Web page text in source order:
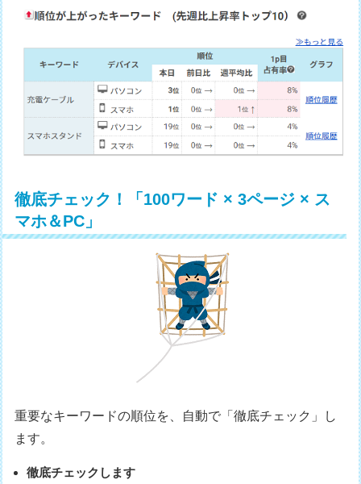
徹底チェック！「100ワード × 3ページ × ス
マホ＆PC」
重要なキーワードの順位を、自動で「徹底チェック」し
ます。
徹底チェックします